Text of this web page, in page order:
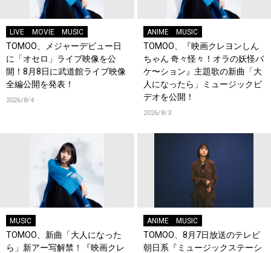
LIVE MOVIE MUSIC
TOMOO、メジャーデビュー日
に「オセロ」ライブ映像を公
開！8月8日に武道館ライブ映像
全編公開を発表！
2026/8/4
ANIME MUSIC
TOMOO、『映画クレヨンしん
ちゃん 奇々怪々！オラの妖怪バ
ケ〜ション』主題歌の新曲「大
人になったら」ミュージックビ
デオを公開！
2026/8/3
MUSIC
TOMOO、新曲「大人になった
ら」新アー写解禁！『映画クレ
ANIME MUSIC
TOMOO、8月7日放送のテレビ
朝日系『ミュージックステーシ